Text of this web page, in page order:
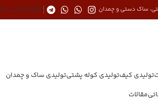
ساک دستی و چمدان کاتالوگتماس با ما
تولیدی کیفتولیدی کوله پشتیتولیدی ساک و چمدان
مقالات